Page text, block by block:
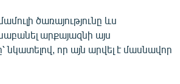
ծառայությունը ևս
արքայազնի այս
նկատելով, որ այն արվել է մասնավոր